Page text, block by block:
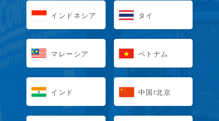
インドネシア タイ
マレーシア ベトナム
インド 中国/北京